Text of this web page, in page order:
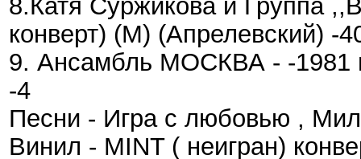
8.Катя Суржикова и Группа
конверт) (M) (Апрелевский) -
9. Ансамбль МОСКВА - -1981
-4
Песни - Игра с любовью ,
Винил - MINT ( неигран)